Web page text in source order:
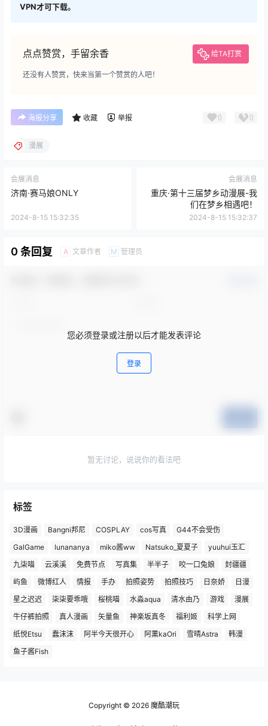
VPN才可下载。
点点赞赏，手留余香 给TA打赏
还没有人赞赏，快来当第一个赞赏的人吧！
海报分享 收藏 举报 0 0
漫展
会展消息
济南·赛马娘ONLY
2024-8-15 15:32:35
会展消息
重庆·第十三届梦乡动漫展-我
们在梦乡相遇吧！
2024-8-15 15:32:37
0 条回复 A 文章作者 M 管理员
您必须登录或注册以后才能发表评论
登录
暂无讨论，说说你的看法吧
标签
3D漫画 Bangni邦尼 COSPLAY cos写真
G44不会受伤
GalGame
lunananya miko酱ww Natsuko_夏夏子
yuuhui玉汇
九柒喵
云溪溪 免费节点 写真集 半半子 咬一口兔娘
封疆疆
屿鱼
微博红人 情报 手办 拍照姿势 拍照技巧 日奈娇
日漫
星之迟迟
柒柒要乖哦 桜桃喵 水淼aqua 清水由乃 游戏
漫展
牛仔裤拍照
真人漫画 矢量鱼 神楽坂真冬 福利姬
科学上网
纸悦Etsu
蠢沫沫 阿半今天很开心 阿薰kaOri 雪晴Astra
韩漫
鱼子酱Fish
Copyright © 2026 魔酷潮玩